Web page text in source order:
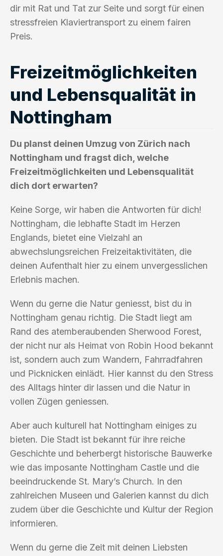
dir mit Rat und Tat zur Seite und sorgt für einen
stressfreien Klaviertransport zu einem fairen
Preis.
Freizeitmöglichkeiten
und Lebensqualität in
Nottingham
Du planst deinen Umzug von Zürich nach
Nottingham und fragst dich, welche
Freizeitmöglichkeiten und Lebensqualität
dich dort erwarten?
Keine Sorge, wir haben die Antworten für dich!
Nottingham, die lebhafte Stadt im Herzen
Englands, bietet eine Vielzahl an
abwechslungsreichen Freizeitaktivitäten, die
deinen Aufenthalt hier zu einem unvergesslichen
Erlebnis machen.
Wenn du gerne die Natur geniesst, bist du in
Nottingham genau richtig. Die Stadt liegt am
Rand des atemberaubenden Sherwood Forest,
der nicht nur als Heimat von Robin Hood bekannt
ist, sondern auch zum Wandern, Fahrradfahren
und Picknicken einlädt. Hier kannst du den Stress
des Alltags hinter dir lassen und die Natur in
vollen Zügen geniessen.
Aber auch kulturell hat Nottingham einiges zu
bieten. Die Stadt ist bekannt für ihre reiche
Geschichte und beherbergt historische Bauwerke
wie das imposante Nottingham Castle und die
beeindruckende St. Mary’s Church. In den
zahlreichen Museen und Galerien kannst du dich
zudem über die Geschichte und Kultur der Region
informieren.
Wenn du gerne die Zeit mit deinen Liebsten